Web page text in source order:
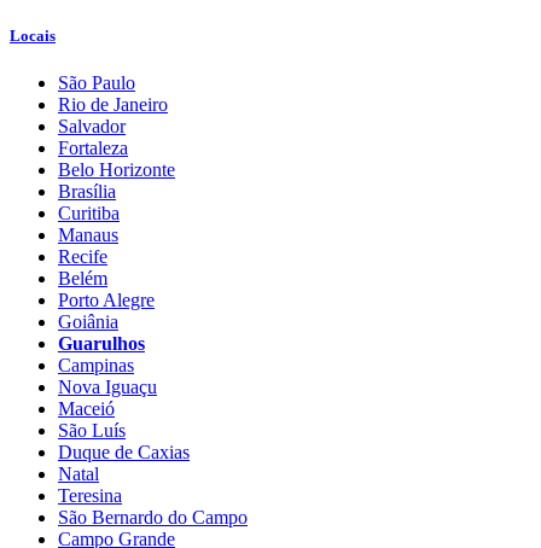
Locais
São Paulo
Rio de Janeiro
Salvador
Fortaleza
Belo Horizonte
Brasília
Curitiba
Manaus
Recife
Belém
Porto Alegre
Goiânia
Guarulhos
Campinas
Nova Iguaçu
Maceió
São Luís
Duque de Caxias
Natal
Teresina
São Bernardo do Campo
Campo Grande